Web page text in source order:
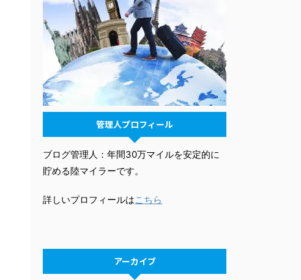
管理人プロフィール
ブログ管理人：年間30万マイルを安定的に
貯める陸マイラーです。
詳しいプロフィールはこちら
アーカイブ